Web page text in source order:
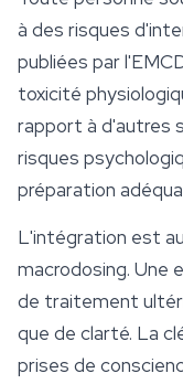
à des risques
publiées par
toxicité
rapport à d'autres
risques
préparation
L'intégration est
macrodosing. Une
de traitement
que de clarté. La
prises de